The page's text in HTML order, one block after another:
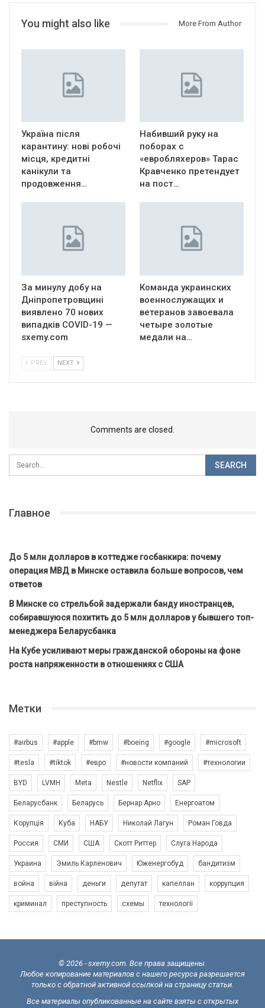
You might also like More From Author
Україна після
карантину: нові робочі
місця, кредитні
канікули та
продовження…
Набивший руку на
поборах с
«евробляхеров» Тарас
Кравченко претендует
на пост…
За минулу добу на
Дніпропетровщині
виявлено 70 нових
випадків COVID-19 —
sxemy.com
Команда украинских
военнослужащих и
ветеранов завоевала
четыре золотые
медали на…
PREV NEXT
Comments are closed.
Главное
До 5 млн долларов в коттедже госбанкира: почему
операция МВД в Минске оставила больше вопросов, чем
ответов
В Минске со стрельбой задержали банду иностранцев,
собиравшуюся похитить до 5 млн долларов у бывшего топ-
менеджера Беларусбанка
На Кубе усиливают меры гражданской обороны на фоне
роста напряженности в отношениях с США
Метки
#airbus #apple #bmw #boeing #google #microsoft
#tesla #tiktok #евро #новости компаний #технологии
BYD LVMH Meta Nestle Netflix SAP
Беларусбанк Беларусь Бернар Арно Енергоатом
Корупція Куба НАБУ Николай Лагун Роман Говда
Россия СМИ США Скотт Риттер Слуга Народа
Украина Эмиль Карленович Юженергобуд бандитизм
война війна деньги депутат капеллан коррупция
криминал преступность схемы технології
© 2026 - sxemy.com. Все права защищены.
Любое копирование материалов с нашего ресурса разрешается
только с обратной активной ссылкой на страницу статьи.
Все материалы опубликованные на сайте взяты с открытых